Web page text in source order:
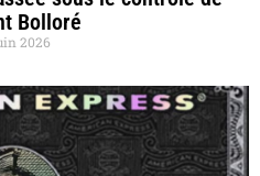
Bolloré
2026